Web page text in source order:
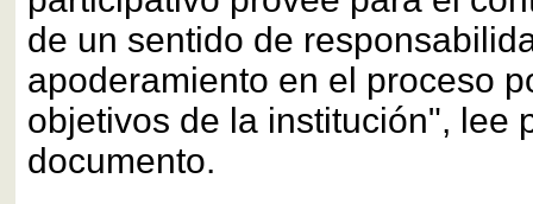
de un sentido de
apoderamiento en el proceso
objetivos de la institución", lee
documento.